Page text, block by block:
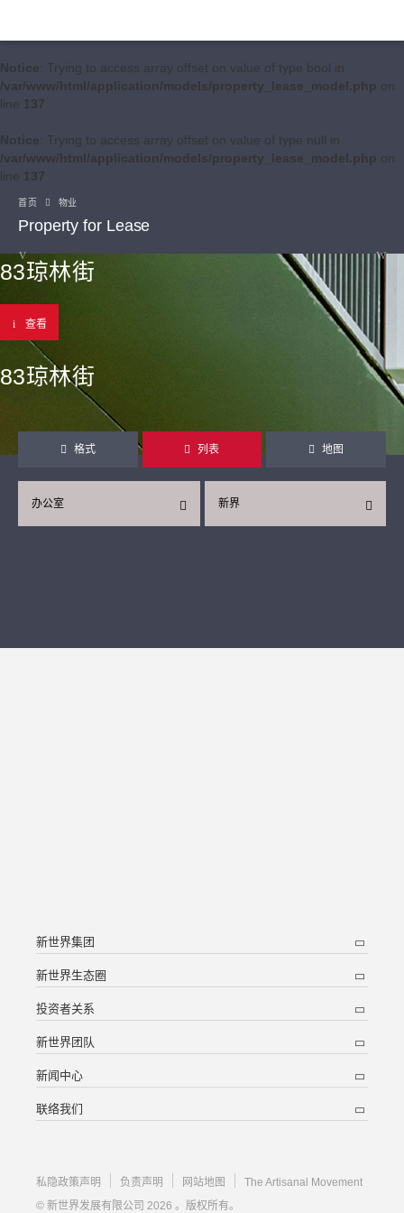
Notice: Trying to access array offset on value of type bool in
/var/www/html/application/models/property_lease_model.php on
line 137
Notice: Trying to access array offset on value of type null in
/var/www/html/application/models/property_lease_model.php on
line 137
首页 物业
Property for Lease
83琼林街
查看
83琼林街
格式 列表 地图
新界
办公室
新世界集团
新世界生态圈
投资者关系
新世界团队
新闻中心
联络我们
私隐政策声明 负责声明 网站地图
The Artisanal Movement
© 新世界发展有限公司 2026 。版权所有。